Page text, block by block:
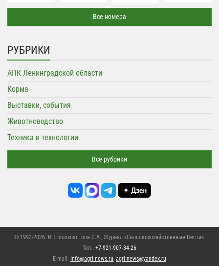
Все номера
РУБРИКИ
АПК Ленинградской области
Корма
Выставки, события
Животноводство
Техника и технологии
Все рубрики
© 1993-2026. ИП Голохвастова С.А., Журнал «Сельскохозяйственные Вести».
Тел.: +7-921-907-34-26
E-mail: info@agri-news.ru, agri-news@yandex.ru